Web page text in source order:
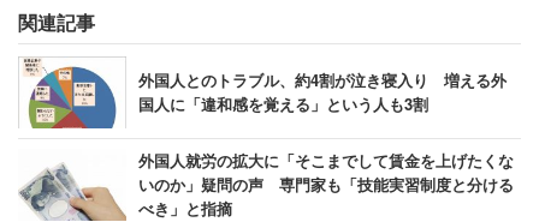
関連記事
外国人とのトラブル、約4割が泣き寝入り 増える外
国人に「違和感を覚える」という人も3割
外国人就労の拡大に「そこまでして賃金を上げたくな
いのか」疑問の声 専門家も「技能実習制度と分ける
べき」と指摘